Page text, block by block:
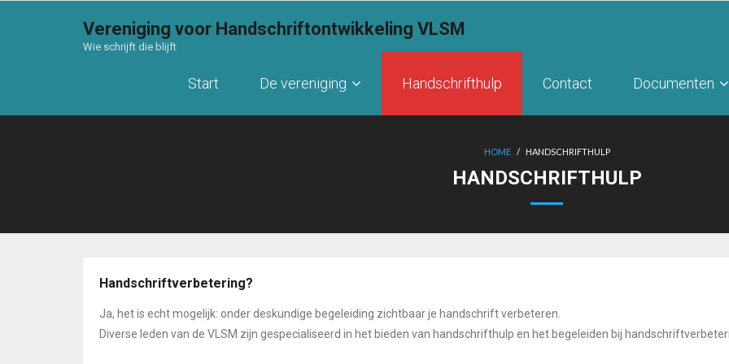
Vereniging voor Handschriftontwikkeling VLSM
Wie schrijft die blijft
Start De vereniging Handschrifthulp Contact Documenten
HOME / HANDSCHRIFTHULP
HANDSCHRIFTHULP
Handschriftverbetering?
Ja, het is echt mogelijk: onder deskundige begeleiding zichtbaar je handschrift verbeteren.
Diverse leden van de VLSM zijn gespecialiseerd in het bieden van handschrifthulp en het begeleiden bij